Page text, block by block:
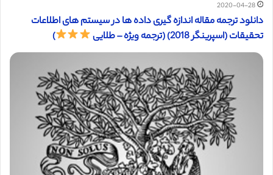
2020-04-28
دانلود ترجمه مقاله اندازه گیری داده ها در سیستم های اطلاعات
تحقیقات (اسپرینگر 2018) (ترجمه ویژه – طلایی
)